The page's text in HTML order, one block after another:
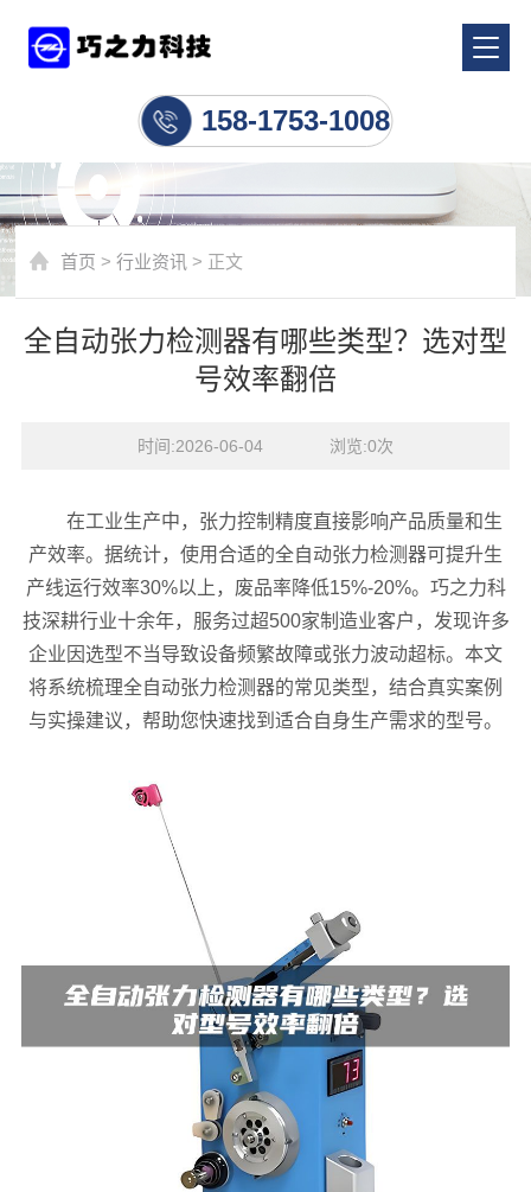
158-1753-1008
首页 >行业资讯 > 正文
全自动张力检测器有哪些类型？选对型
号效率翻倍
时间:2026-06-04    浏览:0次
在工业生产中，张力控制精度直接影响产品质量和生
产效率。据统计，使用合适的全自动张力检测器可提升生
产线运行效率30%以上，废品率降低15%-20%。巧之力科
技深耕行业十余年，服务过超500家制造业客户，发现许多
企业因选型不当导致设备频繁故障或张力波动超标。本文
将系统梳理全自动张力检测器的常见类型，结合真实案例
与实操建议，帮助您快速找到适合自身生产需求的型号。